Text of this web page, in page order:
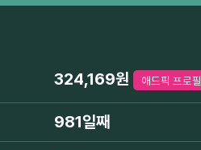
324,169원 애드픽 프로필
981일째